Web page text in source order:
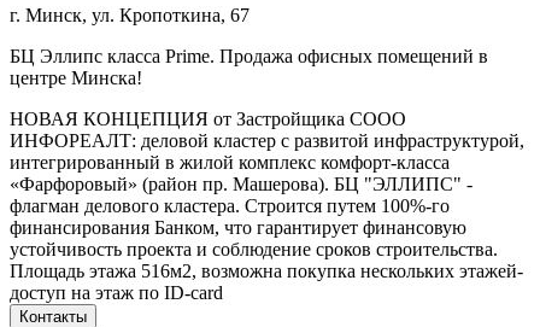
г. Минск, ул. Кропоткина, 67
БЦ Эллипс класса Prime. Продажа офисных помещений в
центре Минска!
НОВАЯ КОНЦЕПЦИЯ от Застройщика СООО
ИНФОРЕАЛТ: деловой кластер с развитой инфраструктурой,
интегрированный в жилой комплекс комфорт-класса
«Фарфоровый» (район пр. Машерова). БЦ "ЭЛЛИПС" -
флагман делового кластера. Строится путем 100%-го
финансирования Банком, что гарантирует финансовую
устойчивость проекта и соблюдение сроков строительства.
Площадь этажа 516м2, возможна покупка нескольких этажей-
доступ на этаж по ID-card
Контакты